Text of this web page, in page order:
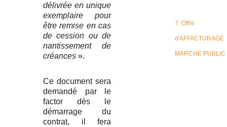
délivrée en unique
exemplaire pour
être remise en cas
de cession ou de
nantissement de
créances ».
Ce document sera
demandé par le
factor dès le
démarrage du
contrat, il fera
7. Offre
d'AFFACTURAGE
MARCHE PUBLIC